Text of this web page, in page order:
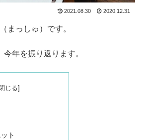
2021.08.30 2020.12.31
まっしゅ）です。
年を振り返ります。
ト